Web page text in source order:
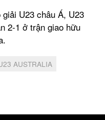
U23 châu Á, U23
2-1 ở trận giao hữu
AUSTRALIA